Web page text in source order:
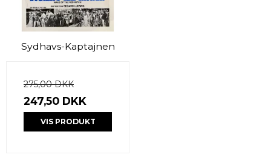
Sydhavs-Kaptajnen
275,00 DKK
247,50 DKK
VIS PRODUKT